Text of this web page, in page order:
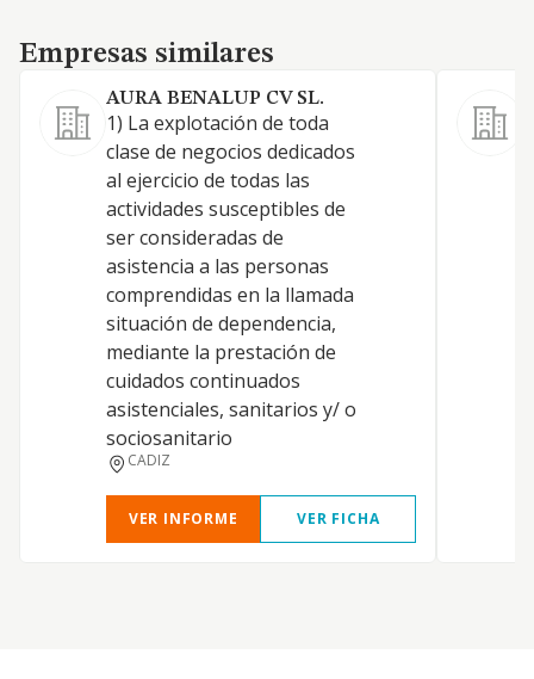
Empresas similares
Empresas similares
AURA BENALUP CV SL.
1) La explotación de toda
clase de negocios dedicados
al ejercicio de todas las
actividades susceptibles de
ser consideradas de
asistencia a las personas
comprendidas en la llamada
situación de dependencia,
mediante la prestación de
cuidados continuados
asistenciales, sanitarios y/ o
sociosanitario
CADIZ
VER INFORME VER FICHA